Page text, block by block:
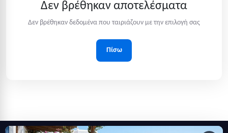
Δεν βρέθηκαν αποτελέσματα
Δεν βρέθηκαν δεδομένα που ταιριάζουν με την επιλογή σας
Πίσω